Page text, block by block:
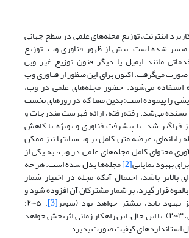
اینترنت، توزیع مجله‌های علمی در سطح جهانی
شده است. پیش از ظهور فناوری وب، توزیع
مانند ایمیل یا دیگر فنون توزیع غیر وبی
صورت می‌گرفت. اکنون برای این منظور از فناوری وب
می‌شود. حضور مجله‌های علمی در وب،
را پیموده است؛ بدین معنا که در روزهای نخست
بسنده می‌شد. رفته‌رفته، ارائه فهرست مندرجات و
شد. با پیشرفت فناوری و بویژه با کاهش
رایانه‌ای، عرضه متن کامل بر وب‌سایتها نیز ممکن
محتوای کامل مجله‌های علمی در وب، به یکی از
بهبود نمایانی[2] مجله‌ها بدل شده است. هر چه
بالاتر باشد، احتمال آنکه مجله در اختیار شمار
قرار گیرد، بر شمار مشترکان آن افزوده شود و
بهبود یابد، بیشتر خواهد بود (سوبر[3] ، ٢٠٠٥؛
و دیگران،‌ ٢٠٠٣). با این حال، این راهکار زمانی اثربخش خواهد
استانداردهای کیفیت صورت پذیرد.